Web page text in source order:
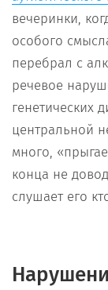
вечеринки,
особого
перебрал с
речевое
генетических
центральной
много,
конца не
слушает его